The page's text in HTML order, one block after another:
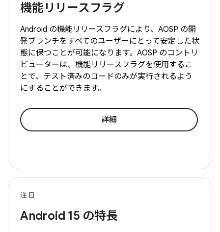
機能リリースフラグ
Android の機能リリースフラグにより、AOSP の開
発ブランチをすべてのユーザーにとって安定した状
態に保つことが可能になります。AOSP のコントリ
ビューターは、機能リリースフラグを使用するこ
とで、テスト済みのコードのみが実行されるよう
にすることができます。
詳細
注目
Android 15 の特長